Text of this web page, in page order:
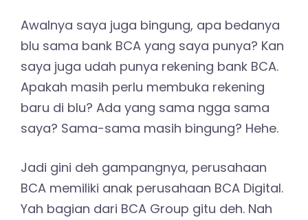
Awalnya saya juga bingung, apa bedanya
blu sama bank BCA yang saya punya? Kan
saya juga udah punya rekening bank BCA.
Apakah masih perlu membuka rekening
baru di blu? Ada yang sama ngga sama
saya? Sama-sama masih bingung? Hehe.
Jadi gini deh gampangnya, perusahaan
BCA memiliki anak perusahaan BCA Digital.
Yah bagian dari BCA Group gitu deh. Nah